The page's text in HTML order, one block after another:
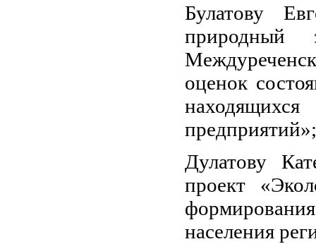
Булатову
природный
оценок
предприятий»;
Дулатову
проект
населения